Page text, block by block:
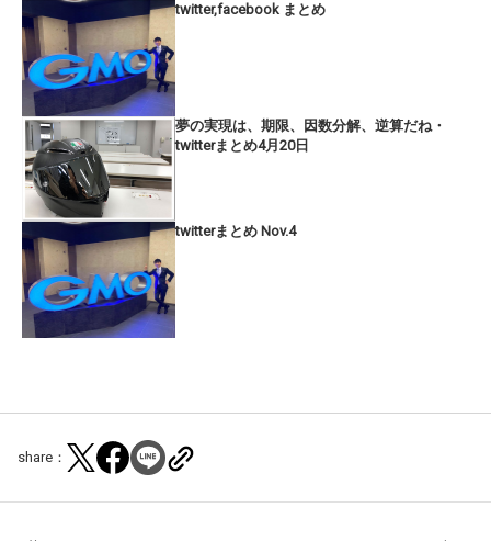
twitter,facebook まとめ
夢の実現は、期限、因数分解、逆算だね・
twitterまとめ4月20日
twitterまとめ Nov.4
share：